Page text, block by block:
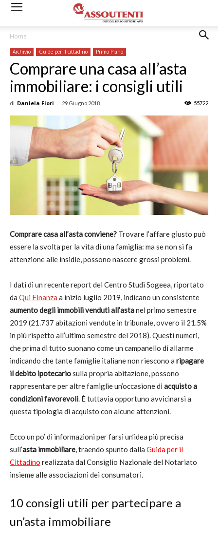
Home
Archivio Guide per il cittadino Primo Piano
Comprare una casa all’asta
immobiliare: i consigli utili
di Daniela Fiori - 29 Giugno 2018 55722
Comprare casa all’asta conviene? Trovare l’affare giusto può
essere la svolta per la vita di una famiglia: ma se non si fa
attenzione alle insidie, possono nascere grossi problemi.
I dati di un recente report del Centro Studi Sogeea, riportato
da Qui Finanza a inizio luglio 2019, indicano un consistente
aumento degli immobili venduti all’astanel primo semestre
2019 (21.737 abitazioni vendute in tribunale, ovvero il 21.5%
in più rispetto all’ultimo semestre del 2018). Questi numeri,
che prima di tutto suonano come un campanello di allarme
indicando che tante famiglie italiane non riescono a ripagare
il debito ipotecariosulla propria abitazione, possono
rappresentare per altre famiglie un’occasione di acquisto a
condizioni favorevoli. È tuttavia opportuno avvicinarsi a
questa tipologia di acquisto con alcune attenzioni.
Ecco un po’ di informazioni per farsi un’idea più precisa
sull’asta immobiliare, traendo spunto dalla Guida per il
Cittadino realizzata dal Consiglio Nazionale del Notariato
insieme alle associazioni dei consumatori.
10 consigli utili per partecipare a
un’asta immobiliare